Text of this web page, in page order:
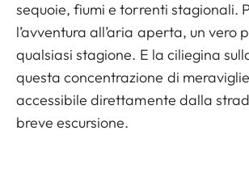
sequoie, fiumi e torrenti stagionali.
l’avventura all’aria aperta, un vero
qualsiasi stagione. E la ciliegina
questa concentrazione di
accessibile direttamente dalla
breve escursione.